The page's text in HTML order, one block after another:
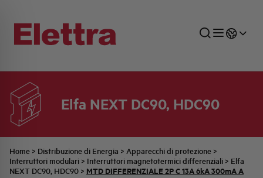
Elfa NEXT DC90, HDC90
Home > Distribuzione di Energia > Apparecchi di protezione >
Interruttori modulari > Interruttori magnetotermici differenziali > Elfa
NEXT DC90, HDC90 > MTD DIFFERENZIALE 2P C 13A 6kA 300mA A
SETTORI
INDUSTRIALE
DISTRIBUZIONE DI ENERGIA
AUTOMAZIONE INDUSTRIALE
RETE COMMERCIALE
UFFICIO TECNICO
PREVENTIVAZIONE
COMMESSE QUADRI
AZIENDA
FAMIGLIA BELLINI
TUTTE LE NEWS
ULTIME NOTIZIE ISTITUZIONALI
JOB CAREERS
PARTNER